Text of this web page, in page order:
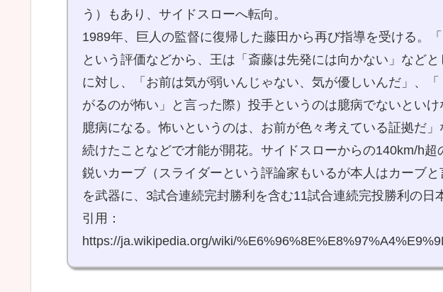
う）もあり、サイドスローへ転向。
1989年、巨人の監督に復帰した藤田から再び指導を受ける。「
という評価などから、王は「斎藤は先発には向かない」など
に対し、「お前は気が弱いんじゃない、気が優しいんだ」、
がるのが怖い」と言った際）投手というのは臆病でないとい
臆病になる。怖いというのは、お前が色々考えている証拠だ
続けたことなどで才能が開花。サイドスローからの140km/h超
鋭いカーブ（スライダーという評論家もいるが本人はカーブ
を武器に、3試合連続完封勝利を含む11試合連続完投勝利の日
引用：
https://ja.wikipedia.org/wiki/